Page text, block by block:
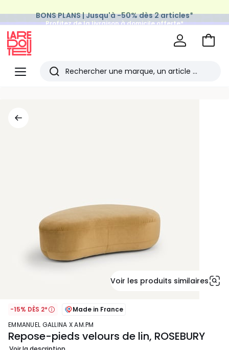
Profitez de la livraison à domicile offerte*
sur tous vos achats Mode & Maison
Menu
Redoute
Rechercher
Aller
Voir les produits similaires
-15% DÈS 2*
Made in France
EMMANUEL GALLINA X AM.PM
Repose-pieds velours de lin, ROSEBURY